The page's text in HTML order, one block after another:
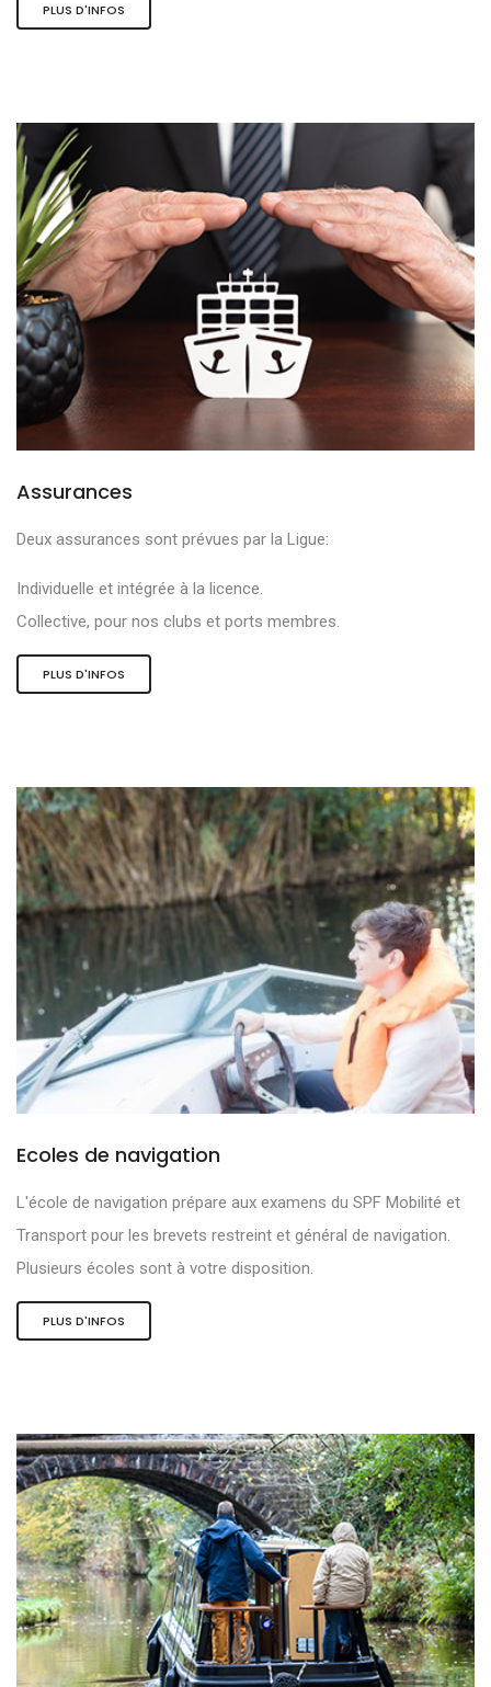
PLUS D'INFOS
Assurances
Deux assurances sont prévues par la Ligue:
Individuelle et intégrée à la licence.
Collective, pour nos clubs et ports membres.
PLUS D'INFOS
Ecoles de navigation
L'école de navigation prépare aux examens du SPF Mobilité et
Transport pour les brevets restreint et général de navigation.
Plusieurs écoles sont à votre disposition.
PLUS D'INFOS